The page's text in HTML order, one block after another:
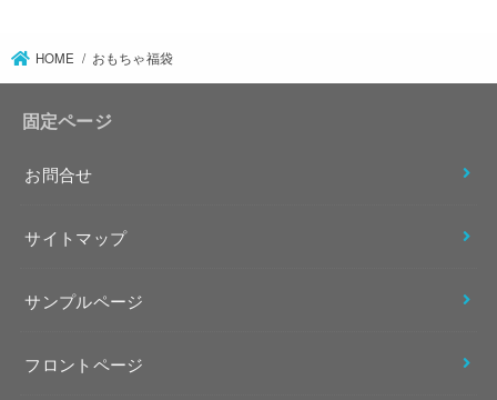
HOME おもちゃ福袋
固定ページ
お問合せ
サイトマップ
サンプルページ
フロントページ